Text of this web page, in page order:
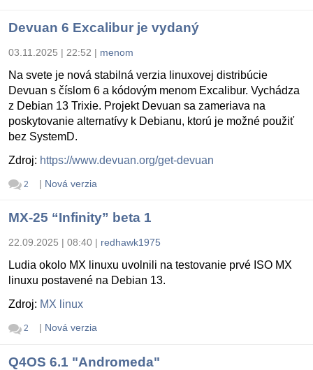
Devuan 6 Excalibur je vydaný
03.11.2025 | 22:52 | menom
Na svete je nová stabilná verzia linuxovej distribúcie
Devuan s číslom 6 a kódovým menom Excalibur. Vychádza
z Debian 13 Trixie. Projekt Devuan sa zameriava na
poskytovanie alternatívy k Debianu, ktorú je možné použiť
bez SystemD.
Zdroj: https://www.devuan.org/get-devuan
2 | Nová verzia
MX-25 “Infinity” beta 1
22.09.2025 | 08:40 | redhawk1975
Ludia okolo MX linuxu uvolnili na testovanie prvé ISO MX
linuxu postavené na Debian 13.
Zdroj: MX linux
2 | Nová verzia
Q4OS 6.1 "Andromeda"